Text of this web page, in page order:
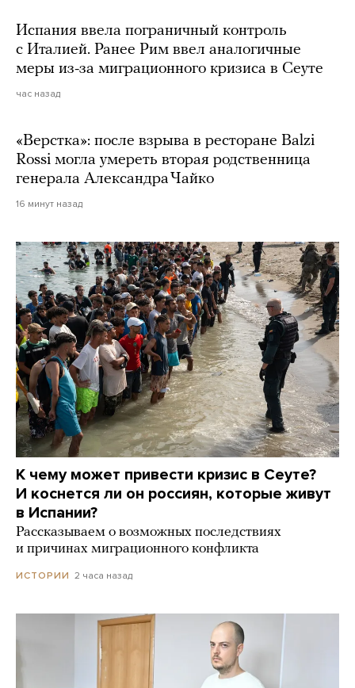
Испания ввела пограничный контроль
с Италией. Ранее Рим ввел аналогичные
меры из-за миграционного кризиса в Сеуте
час назад
«Верстка»: после взрыва в ресторане Balzi
Rossi могла умереть вторая родственница
генерала Александра Чайко
16 минут назад
К чему может привести кризис в Сеуте?
И коснется ли он россиян, которые живут
в Испании?
Рассказываем о возможных последствиях
и причинах миграционного конфликта
ИСТОРИИ 2 часа назад